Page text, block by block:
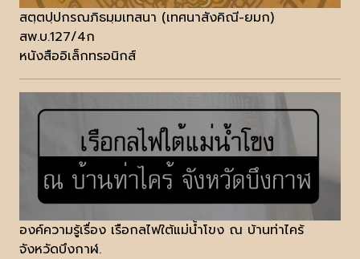
สตฺตปฺปกรณภิธมฺมเทสนา (เทศนาสังคิณี-ยมก)
สพ.บ.127/4ก
หนังสืออิเล็กทรอนิกส์
องค์ความรู้เรื่อง เรือกลไฟใต้แม่น้ำโขง ณ บ้านท่าไคร้
จังหวัดบึงกาฬ.